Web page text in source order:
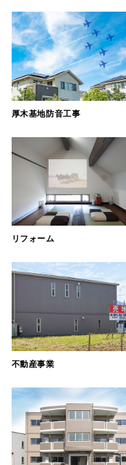
厚木基地防音工事
リフォーム
不動産事業